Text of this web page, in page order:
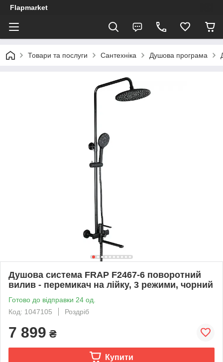
Flapmarket
Товари та послуги Сантехніка Душова програма
Душова система FRAP F2467-6 поворотний
вилив - перемикач на лійку, 3 режими, чорний
Готово до відправки 24 од.
Код: 1047105
Роздріб
7 899 ₴
Купити